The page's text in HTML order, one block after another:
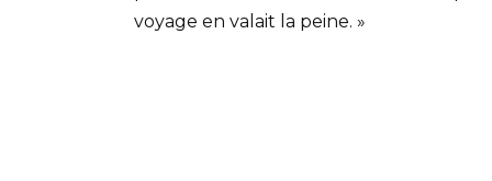
voyage en valait la peine. »